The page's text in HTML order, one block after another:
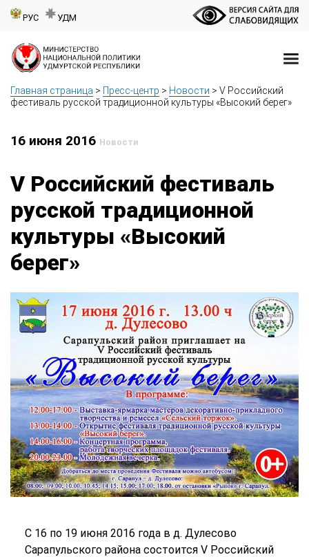
РУС УДМ
Главная страница > Пресс-центр > Новости > V Российский
фестиваль русской традиционной культуры «Высокий берег»
16 июня 2016 Новости
V Российский фестиваль
русской традиционной
культуры «Высокий
берег»
С 16 по 19 июня 2016 года в д. Дулесово
Сарапульского района состоится V Российский